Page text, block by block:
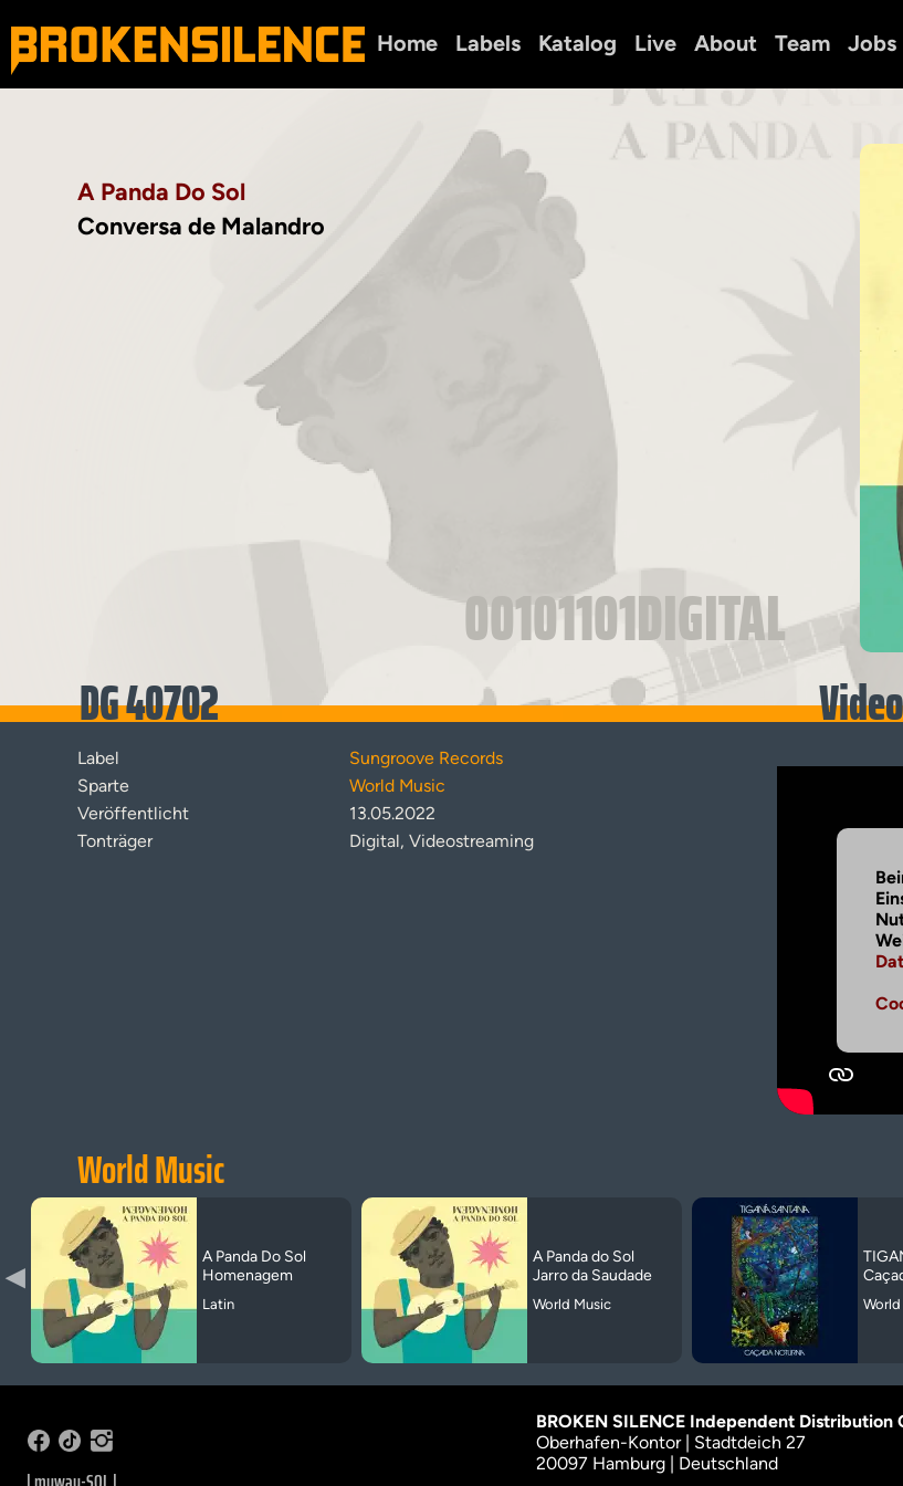
00101101DIGITAL
Home Labels Katalog Live About Team Jobs
A Panda Do Sol
Conversa de Malandro
DG 40702 Video
Label
Sungroove Records
Sparte
World Music
Veröffentlicht
13.05.2022
Tonträger
Digital, Videostreaming
World Music
▶
A Panda Do Sol
Homenagem
Latin
A Panda do Sol
Jarro da Saudade
World Music
BROKEN SILENCE Independent Distribution
Oberhafen-Kontor | Stadtdeich 27
20097 Hamburg | Deutschland